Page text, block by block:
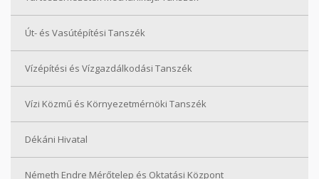
Út- és Vasútépítési Tanszék
Vízépítési és Vízgazdálkodási Tanszék
Vízi Közmű és Környezetmérnöki Tanszék
Dékáni Hivatal
Németh Endre Mérőtelep és Oktatási Központ